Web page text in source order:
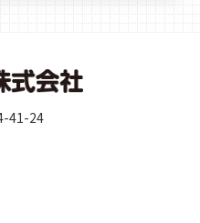
きます。時代の移り変わ
もに、想像や行動の機会
かけとした新たな機会
両方をご提供いたしま
41-24